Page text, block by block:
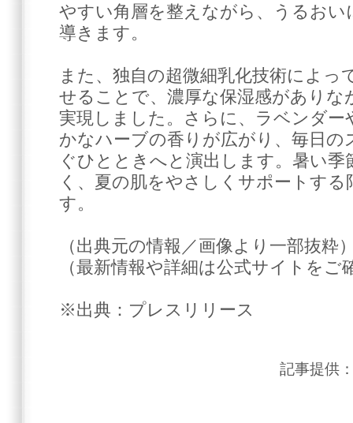
やすい角層を整えながら、うるお
導きます。
また、独自の超微細乳化技術によっ
せることで、濃厚な保湿感がありな
実現しました。さらに、ラベンダー
かなハーブの香りが広がり、毎日の
ぐひとときへと演出します。暑い
く、夏の肌をやさしくサポートす
す。
（出典元の情報／画像より一部抜粋
（最新情報や詳細は公式サイトをご
※出典：プレスリリース
記事提供